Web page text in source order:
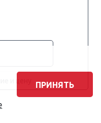
и цену ПРИНЯТЬ